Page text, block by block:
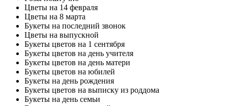
Цветы на 14 февраля
Цветы на 8 марта
Букеты на последний звонок
Цветы на выпускной
Букеты цветов на 1 сентября
Букеты цветов на день учителя
Букеты цветов на день матери
Букеты цветов на юбилей
Букеты на день рождения
Букеты цветов на выписку из роддома
Букеты на день семьи